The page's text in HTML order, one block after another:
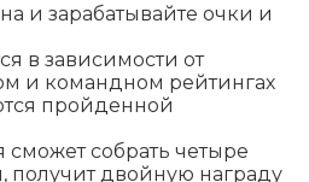
и зарабатывайте очки и
в зависимости от
и командном рейтингах
пройденной
сможет собрать четыре
двойную награду